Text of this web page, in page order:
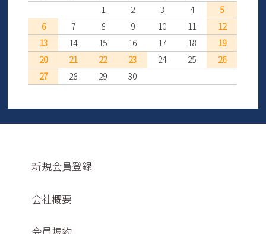
1
2 3 4
5
6
7 8 9 10 11
12
13
14 15 16 17 18
19
20
21 22 23 24 25
26
27
28 29 30
新規会員登録
会社概要